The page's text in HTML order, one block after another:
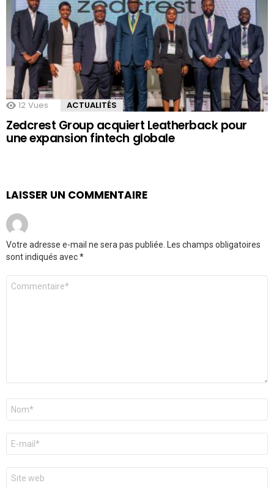
12 Vues ACTUALITÉS
Zedcrest Group acquiert Leatherback pour
une expansion fintech globale
LAISSER UN COMMENTAIRE
Votre adresse e-mail ne sera pas publiée.
Les champs obligatoires
sont indiqués avec*
Commentaire
Nom
E-
mail
*
Site
web